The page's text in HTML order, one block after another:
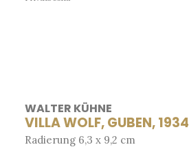
WALTER KÜHNE
VILLA WOLF, GUBEN, 1934
Radierung 6,3 x 9,2 cm